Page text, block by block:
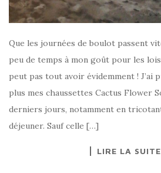
Que les journées de boulot passent
peu de temps à mon goût pour les
peut pas tout avoir évidemment ! J’ai
plus mes chaussettes Cactus Flower
derniers jours, notamment en
déjeuner. Sauf celle […]
LIRE LA SUITE